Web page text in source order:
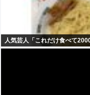
人気芸人「これだけ食べて